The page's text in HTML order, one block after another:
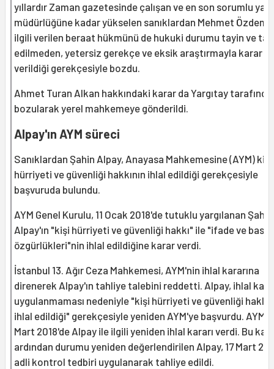
yıllardır Zaman gazetesinde çalışan ve en son sorumlu
müdürlüğüne kadar yükselen sanıklardan Mehmet
ilgili verilen beraat hükmünü de hukuki durumu tayin ve
edilmeden, yetersiz gerekçe ve eksik araştırmayla karar
verildiği gerekçesiyle bozdu.
Ahmet Turan Alkan hakkındaki karar da Yargıtay
bozularak yerel mahkemeye gönderildi.
Alpay'ın AYM süreci
Sanıklardan Şahin Alpay, Anayasa Mahkemesine (AYM) kişi
hürriyeti ve güvenliği hakkının ihlal edildiği gerekçesiyle
başvuruda bulundu.
AYM Genel Kurulu, 11 Ocak 2018'de tutuklu yargılanan Şahin
Alpay'ın "kişi hürriyeti ve güvenliği hakkı" ile "ifade ve basın
özgürlükleri"nin ihlal edildiğine karar verdi.
İstanbul 13. Ağır Ceza Mahkemesi, AYM'nin ihlal kararına
direnerek Alpay'ın tahliye talebini reddetti. Alpay, ihlal
uygulanmaması nedeniyle "kişi hürriyeti ve güvenliği
ihlal edildiği" gerekçesiyle yeniden AYM'ye başvurdu. AYM,
Mart 2018'de Alpay ile ilgili yeniden ihlal kararı verdi. Bu
ardından durumu yeniden değerlendirilen Alpay, 17 Mart
adli kontrol tedbiri uygulanarak tahliye edildi.